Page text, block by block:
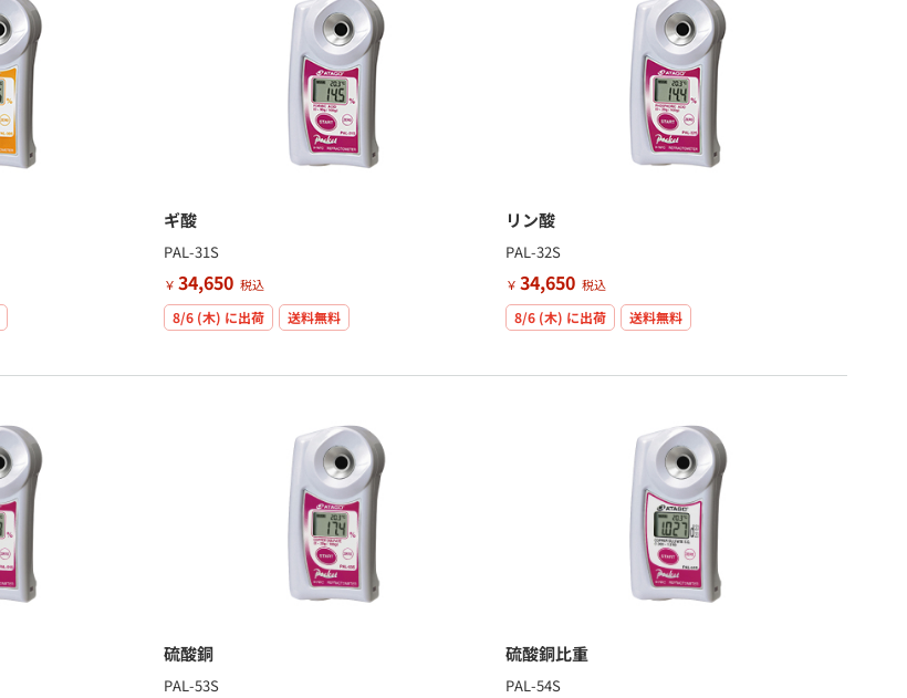
ギ酸
PAL-31S
￥ 34,650 税込
8/6 (木) に出荷 送料無料
リン酸
PAL-32S
￥34,650 税込
8/6 (木) に出荷 送料無料
硫酸銅
PAL-53S
硫酸銅比重
PAL-54S